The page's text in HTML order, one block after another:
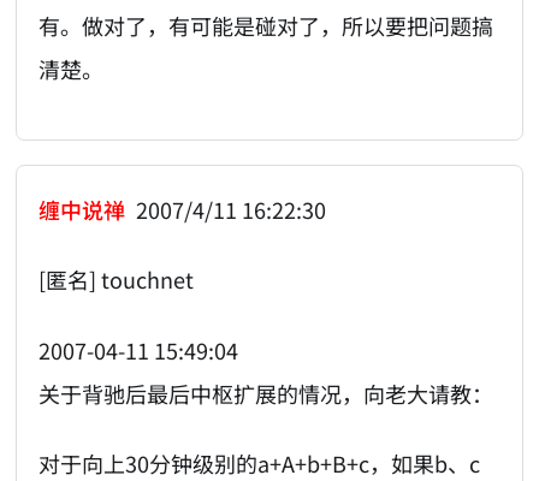
有。做对了，有可能是碰对了，所以要把问题搞
清楚。
缠中说禅 2007/4/11 16:22:30
[匿名] touchnet
2007-04-11 15:49:04
关于背驰后最后中枢扩展的情况，向老大请教：
对于向上30分钟级别的a+A+b+B+c，如果b、c